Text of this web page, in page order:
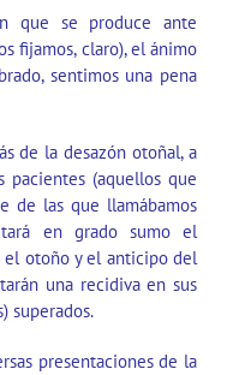
que se produce ante
fijamos, claro), el ánimo
sentimos una pena
de la desazón otoñal, a
pacientes (aquellos que
de las que llamábamos
en grado sumo el
el otoño y el anticipo del
una recidiva en sus
superados.
presentaciones de la